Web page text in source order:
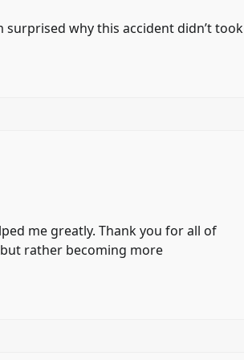
surprised why this accident didn’t took
me greatly. Thank you for all of
rather becoming more